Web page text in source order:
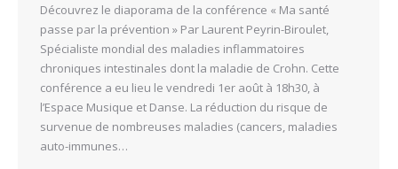
Découvrez le diaporama de la conférence « Ma santé
passe par la prévention » Par Laurent Peyrin-Biroulet,
Spécialiste mondial des maladies inflammatoires
chroniques intestinales dont la maladie de Crohn. Cette
conférence a eu lieu le vendredi 1er août à 18h30, à
l’Espace Musique et Danse. La réduction du risque de
survenue de nombreuses maladies (cancers, maladies
auto-immunes…